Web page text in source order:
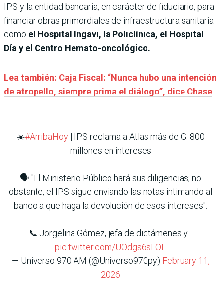
IPS y la entidad bancaria, en carácter de fiduciario, para
financiar obras primordiales de infraestructura sanitaria
como el Hospital Ingavi, la Policlínica, el Hospital
Día y el Centro Hemato-oncológico.
Lea también: Caja Fiscal: “Nunca hubo una intención
de atropello, siempre prima el diálogo”, dice Chase
☀️#ArribaHoy| IPS reclama a Atlas más de G. 800
millones en intereses
🗣️ "El Ministerio Público hará sus diligencias; no
obstante, el IPS sigue enviando las notas intimando al
banco a que haga la devolución de esos intereses".
📞 Jorgelina Gómez, jefa de dictámenes y…
pic.twitter.com/UOdgs6sLOE
— Universo 970 AM (@Universo970py) February 11,
2026